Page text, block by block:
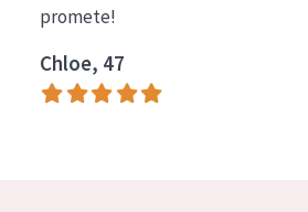
Piel normal y seca
Piel mixata o grasa
Piel madura
promete!
Chloe, 47